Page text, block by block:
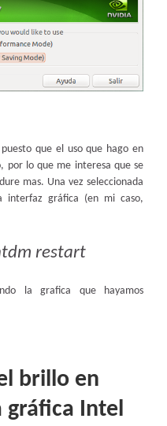
que el uso que hago en
por lo que me interesa que se
mas. Una vez seleccionada
interfaz gráfica (en mi caso,
restart
la grafica que hayamos
brillo en
gráfica Intel